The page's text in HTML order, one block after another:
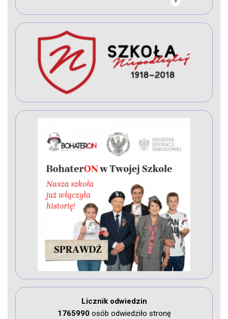
Licznik odwiedzin
1765990osób odwiedziło stronę